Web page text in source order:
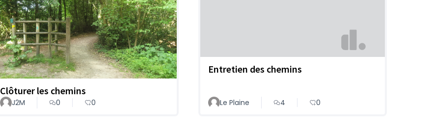
Clôturer les chemins
J2M 0 0
Entretien des chemins
Le Plaine 4 0